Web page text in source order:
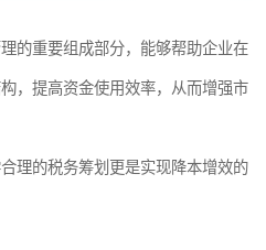
的重要组成部分，能够帮助企业在
，提高资金使用效率，从而增强市
理的税务筹划更是实现降本增效的